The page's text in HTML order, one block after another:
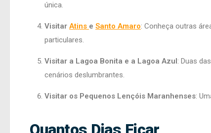
única.
Visitar Atins e Santo Amaro: Conheça outras
particulares.
Visitar a Lagoa Bonita e a Lagoa Azul: Duas
cenários deslumbrantes.
Visitar os Pequenos Lençóis Maranhenses: